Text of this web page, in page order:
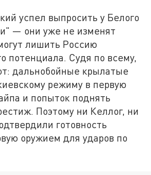
успел выпросить у Белого
— они уже не изменят
лишить Россию
потенциала. Судя по всему,
дальнобойные крылатые
режиму в первую
и попыток поднять
Поэтому ни Келлог, ни
готовность
оружием для ударов по